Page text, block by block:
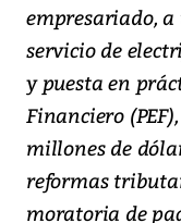
empresariado, a
servicio de
y puesta en
Financiero
millones de
reformas
moratoria de